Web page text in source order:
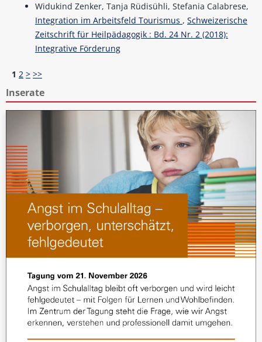
Widukind Zenker, Tanja Rüdisühli, Stefania Calabrese,
Integration im Arbeitsfeld Tourismus , Schweizerische
Zeitschrift für Heilpädagogik : Bd. 24 Nr. 2 (2018):
Integrative Förderung
1 2 > >>
Inserate